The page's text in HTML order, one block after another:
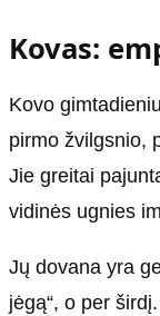
Kovas:
Kovo
pirmo žvilgsnio,
Jie greitai
vidinės ugnies
Jų dovana yra
jėgą“, o per